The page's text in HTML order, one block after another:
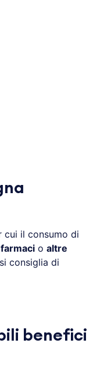
cui il consumo di
farmaci o altre
consiglia di
benefici